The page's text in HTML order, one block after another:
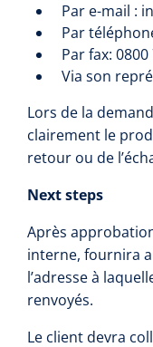
Thérapie par
Aides techniques
Couverts
Sets de table
Assiettes
Bavettes
Plateaux
Soins de confort
Appareils
Accessoires
Conditions
Voies
Aspiration
Aérosol
Douleur
Spiromètres
Humidification
Atomisation
Masques
Circuits
Ventilation par
Ventilation
Accessoires
Lasers
Système de
Dopplers
Foetale
Dopplers
Holters
Spiromètres
NO-mètres
Premiers secours
Produits
Boîte de
Recharge
Couvertures
Doigtiers
Divers
Physiothérapie et
Rééducation
Réhabilitation
Entraînement
Hygiène &
Soins du corps
Déodorants
Lotion pour
Crèmes pour
Soins d'incontinence
Sondes usage
Sondes
Sondes
Seringues
Seringues
Seringues
Infrastructure
Matériel anti-
Divers
Instruments
Porte-aiguilles
Par e-mail :
Par
Par fax: 0800
Via son
Lors de la
clairement le
retour ou de
Next steps
Après
interne, fournira
l’adresse à
renvoyés.
Le client devra